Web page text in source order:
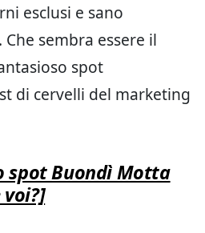
esclusi e sano
sembra essere il
spot
di cervelli del marketing
spot Buondì Motta